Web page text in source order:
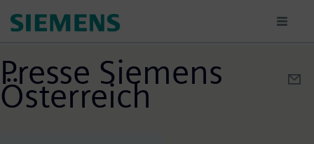
içeriğe
Presse Siemens
Österreich